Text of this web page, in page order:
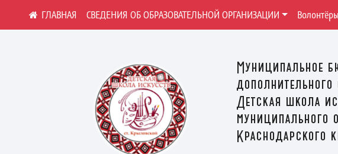
Муниципальное
дополнительного
Детская школа
муниципального
Краснодарского
СВЕДЕНИЯ ОБ ОБРАЗОВАТЕЛЬНОЙ ОРГАНИЗАЦИИ